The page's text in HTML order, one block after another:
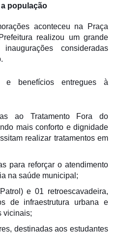
população
aconteceu na Praça
realizou um grande
consideradas
e benefícios entregues à
ao Tratamento Fora do
mais conforto e dignidade
realizar tratamentos em
para reforçar o atendimento
na saúde municipal;
e 01 retroescavadeira,
de infraestrutura urbana e
vicinais;
destinadas aos estudantes